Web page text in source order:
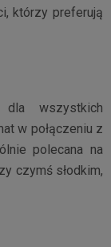
którzy preferują
dla wszystkich
w połączeniu z
polecana na
czymś słodkim,